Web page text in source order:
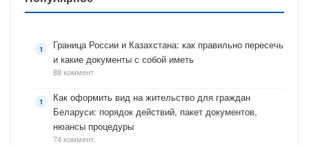
Граница России и Казахстана: как правильно пересечь
и какие документы с собой иметь
88 коммент.
Как оформить вид на жительство для граждан
Беларуси: порядок действий, пакет документов,
нюансы процедуры
74 коммент.